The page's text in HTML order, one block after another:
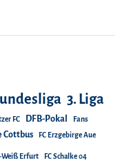
3. Liga
FC DFB-Pokal Fans
Cottbus FC Erzgebirge Aue
Weiß Erfurt FC Schalke 04